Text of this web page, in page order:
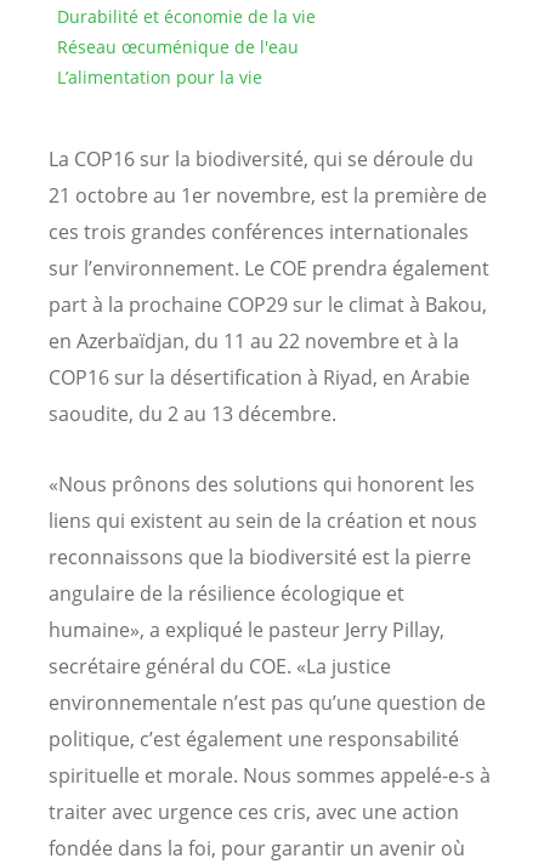
Durabilité et économie de la vie
Réseau œcuménique de l'eau
L’alimentation pour la vie
La COP16 sur la biodiversité, qui se déroule du
21 octobre au 1er novembre, est la première de
ces trois grandes conférences internationales
sur l’environnement. Le COE prendra également
part à la prochaine COP29 sur le climat à Bakou,
en Azerbaïdjan, du 11 au 22 novembre et à la
COP16 sur la désertification à Riyad, en Arabie
saoudite, du 2 au 13 décembre.
«Nous prônons des solutions qui honorent les
liens qui existent au sein de la création et nous
reconnaissons que la biodiversité est la pierre
angulaire de la résilience écologique et
humaine», a expliqué le pasteur Jerry Pillay,
secrétaire général du COE. «La justice
environnementale n’est pas qu’une question de
politique, c’est également une responsabilité
spirituelle et morale. Nous sommes appelé-e-s à
traiter avec urgence ces cris, avec une action
fondée dans la foi, pour garantir un avenir où